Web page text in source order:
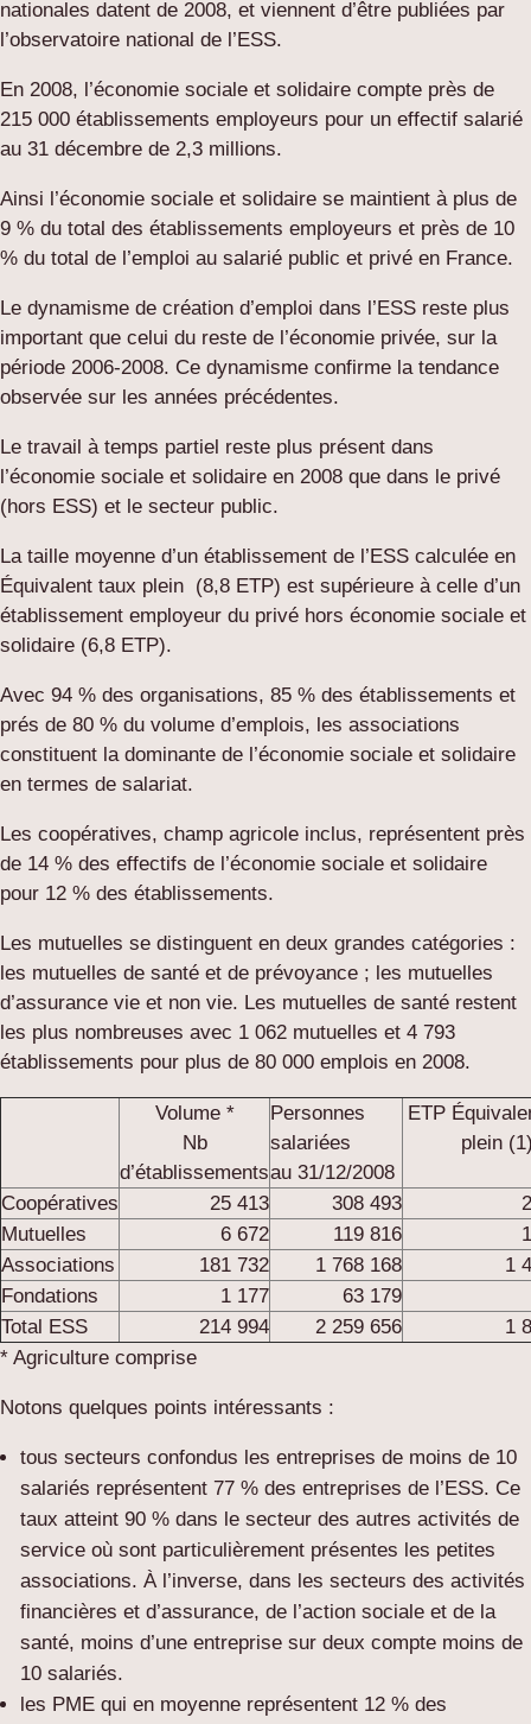
nationales datent de 2008, et viennent d’être publiées par
l’observatoire national de l’ESS.
En 2008, l’économie sociale et solidaire compte près de
215 000 établissements employeurs pour un effectif salarié
au 31 décembre de 2,3 millions.
Ainsi l’économie sociale et solidaire se maintient à plus de
9 % du total des établissements employeurs et près de 10
% du total de l’emploi au salarié public et privé en France.
Le dynamisme de création d’emploi dans l’ESS reste plus
important que celui du reste de l’économie privée, sur la
période 2006-2008. Ce dynamisme confirme la tendance
observée sur les années précédentes.
Le travail à temps partiel reste plus présent dans
l’économie sociale et solidaire en 2008 que dans le privé
(hors ESS) et le secteur public.
La taille moyenne d’un établissement de l’ESS calculée en
Équivalent taux plein (8,8 ETP) est supérieure à celle d’un
établissement employeur du privé hors économie sociale et
solidaire (6,8 ETP).
Avec 94 % des organisations, 85 % des établissements et
prés de 80 % du volume d’emplois, les associations
constituent la dominante de l’économie sociale et solidaire
en termes de salariat.
Les coopératives, champ agricole inclus, représentent près
de 14 % des effectifs de l’économie sociale et solidaire
pour 12 % des établissements.
Les mutuelles se distinguent en deux grandes catégories :
les mutuelles de santé et de prévoyance ; les mutuelles
d’assurance vie et non vie. Les mutuelles de santé restent
les plus nombreuses avec 1 062 mutuelles et 4 793
établissements pour plus de 80 000 emplois en 2008.
Volume *
Nb
d’établissements
Personnes
salariées
au 31/12/2008
ETP
plein
Coopératives 25 413 308 493
Mutuelles
6 672 119 816
Associations
181 732 1 768 168
1
Fondations
1 177
63 179
Total ESS
214 994 2 259 656
1
* Agriculture comprise
Notons quelques points intéressants :
tous secteurs confondus les entreprises de moins de 10
salariés représentent 77 % des entreprises de l’ESS. Ce
taux atteint 90 % dans le secteur des autres activités de
service où sont particulièrement présentes les petites
associations. À l’inverse, dans les secteurs des activités
financières et d’assurance, de l’action sociale et de la
santé, moins d’une entreprise sur deux compte moins de
10 salariés.
les PME qui en moyenne représentent 12 % des